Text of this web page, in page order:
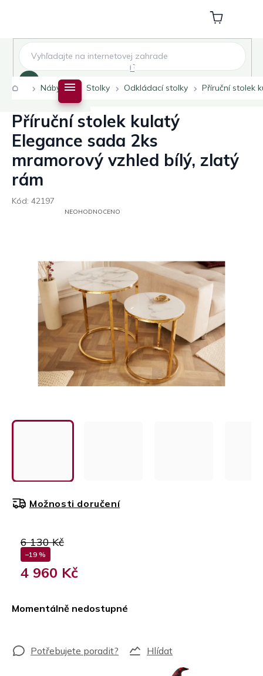
Nákupní
košík
DomůNábytek Stolky Odkládací stolky Příruční stolek
Příruční stolek kulatý
Elegance sada 2ks
mramorový vzhled bílý, zlatý
rám
Kód: 42197
PRŮMĚRNÉ
HVĚZDIČEK.
NEOHODNOCENO
6 130 Kč
–19 %
4 960 Kč
Momentálně nedostupné
Možnosti doručení
Hlídat